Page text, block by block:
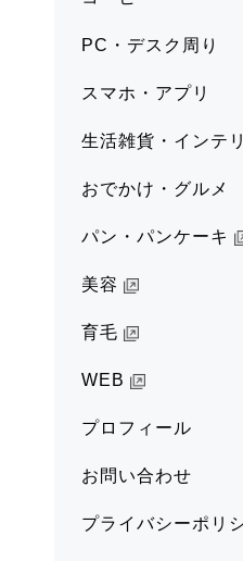
PC・デスク周り
スマホ・アプリ
生活雑貨・インテ
おでかけ・グルメ
パン・パンケーキ
美容
育毛
WEB
プロフィール
お問い合わせ
プライバシーポリ